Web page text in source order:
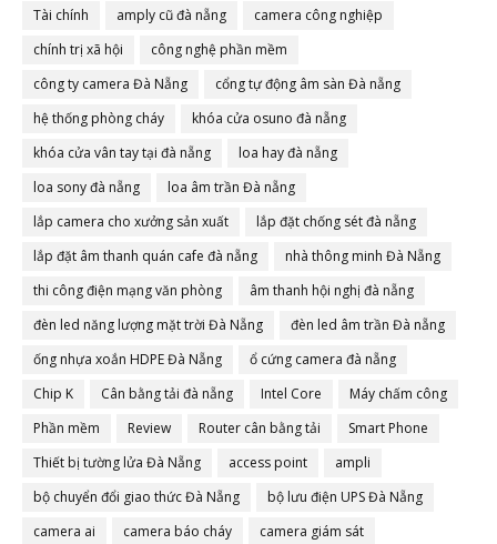
Tài chính amply cũ đà nẵng
camera công nghiệp
chính trị xã hội
công nghệ phần mềm
công ty camera Đà Nẵng
cổng tự động âm sàn Đà nẵng
hệ thống phòng cháy
khóa cửa osuno đà nẵng
khóa cửa vân tay tại đà nẵng
loa hay đà nẵng
loa sony đà nẵng
loa âm trần Đà nẵng
lắp camera cho xưởng sản xuất
lắp đặt chống sét đà nẵng
lắp đặt âm thanh quán cafe đà nẵng
nhà thông minh Đà Nẵng
thi công điện mạng văn phòng
âm thanh hội nghị đà nẵng
đèn led năng lượng mặt trời Đà Nẵng
đèn led âm trần Đà nẵng
ống nhựa xoắn HDPE Đà Nẵng
ổ cứng camera đà nẵng
Chip K
Cân bằng tải đà nẵng Intel Core
Máy chấm công
Phần mềm
Review Router cân bằng tải
Smart Phone
Thiết bị tường lửa Đà Nẵng
access point
ampli
bộ chuyển đổi giao thức Đà Nẵng
bộ lưu điện UPS Đà Nẵng
camera ai
camera báo cháy
camera giám sát